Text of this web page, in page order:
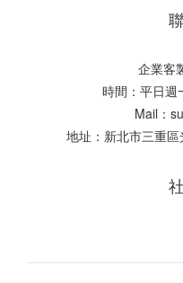
企業客
時間：平日週
Mail：
地址：新北市三重